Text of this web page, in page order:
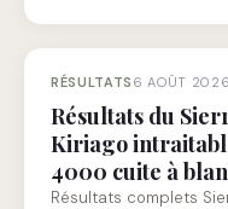
RÉSULTATS 6 AOÛT 2026
Résultats du
Kiriago
4000 cuite à
Résultats complets